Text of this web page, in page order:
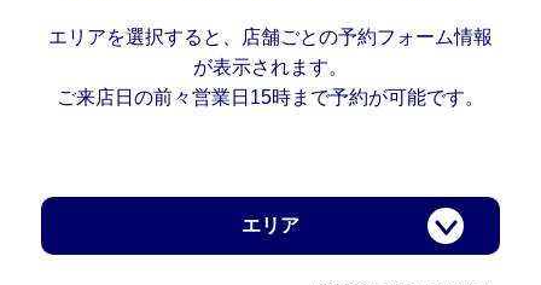
学ぶ・考える
お客さまサポート
みずほ銀行について
エリアを選択すると、店舗ごとの予約フォーム情報
が表示されます。
ご来店日の前々営業日15時まで予約が可能です。
エリア